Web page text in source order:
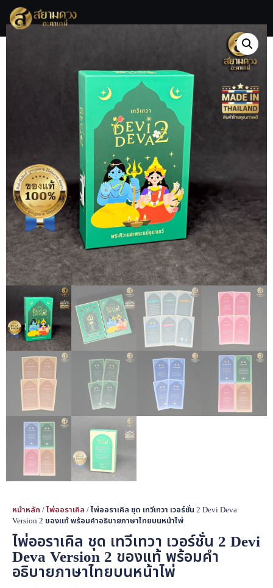
หน้าหลัก /ไพ่ออราเคิล / ไพ่ออราเคิล ชุด เทวีเทวา เวอร์ชั่น 2 Devi Deva
Version 2 ของแท้ พร้อมคำอธิบายภาษาไทยบนหน้าไพ่
ไพ่ออราเคิล ชุด เทวีเทวา เวอร์ชั่น 2 Devi
Deva Version 2 ของแท้ พร้อมคำ
อธิบายภาษาไทยบนหน้าไพ่